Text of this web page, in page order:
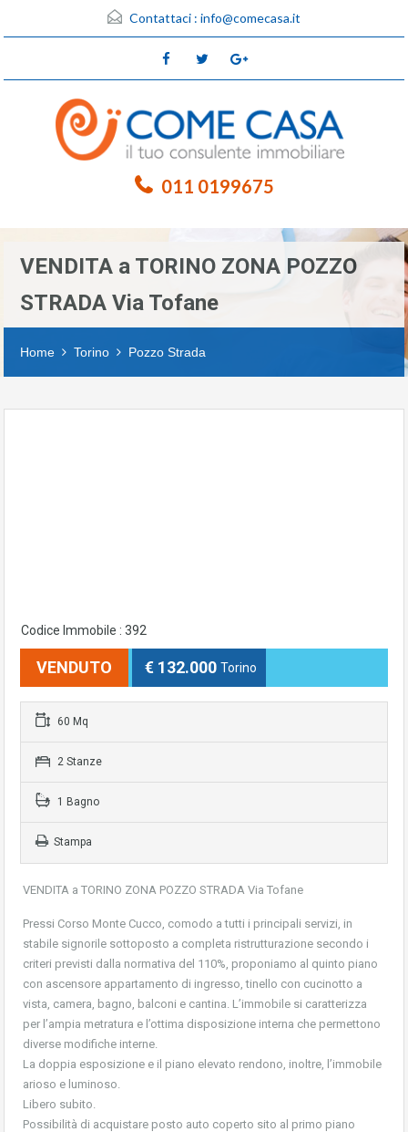
Contattaci : info@comecasa.it
011 0199675
VENDITA a TORINO ZONA POZZO
STRADA Via Tofane
Home Torino Pozzo Strada
Codice Immobile : 392
VENDUTO € 132.000 Torino
60 Mq
2 Stanze
1 Bagno
Stampa
VENDITA a TORINO ZONA POZZO STRADA Via Tofane
Pressi Corso Monte Cucco, comodo a tutti i principali servizi, in
stabile signorile sottoposto a completa ristrutturazione secondo i
criteri previsti dalla normativa del 110%, proponiamo al quinto piano
con ascensore appartamento di ingresso, tinello con cucinotto a
vista, camera, bagno, balconi e cantina. L’immobile si caratterizza
per l’ampia metratura e l’ottima disposizione interna che permettono
diverse modifiche interne.
La doppia esposizione e il piano elevato rendono, inoltre, l’immobile
arioso e luminoso.
Libero subito.
Possibilità di acquistare posto auto coperto sito al primo piano